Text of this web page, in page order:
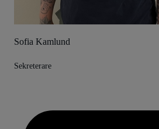
Sofia Kamlund
Sekreterare